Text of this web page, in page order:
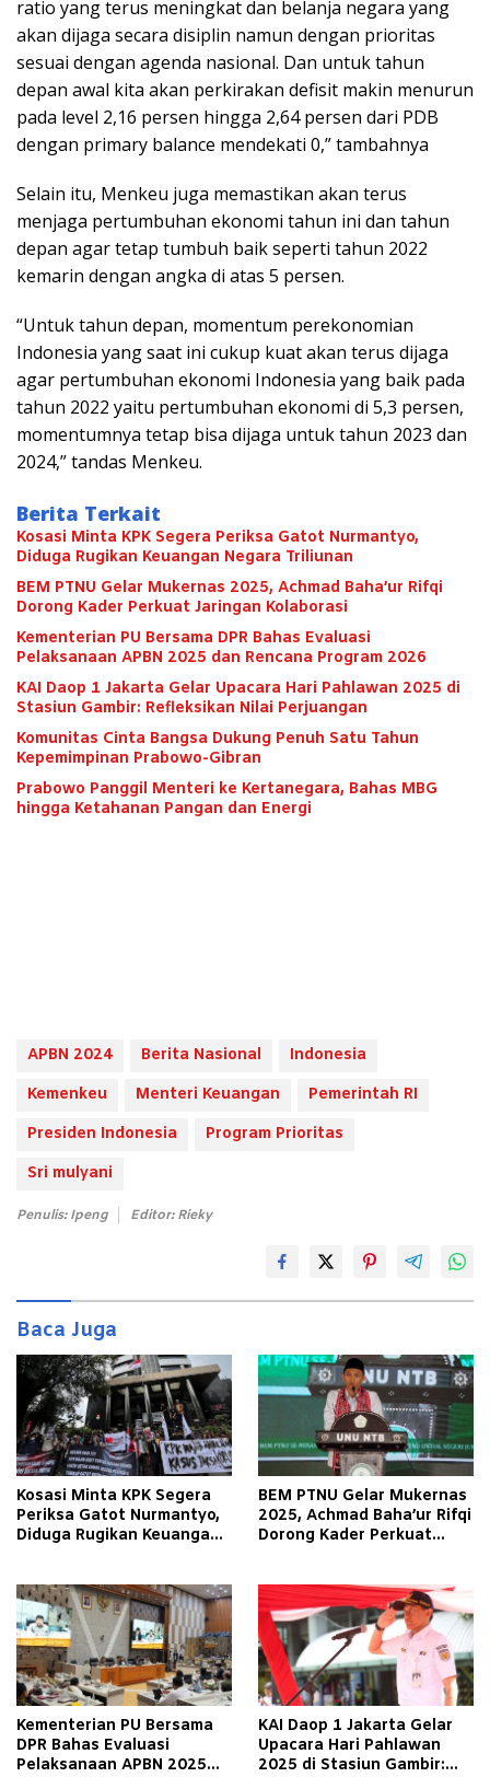
ratio yang terus meningkat dan belanja negara yang
akan dijaga secara disiplin namun dengan prioritas
sesuai dengan agenda nasional. Dan untuk tahun
depan awal kita akan perkirakan defisit makin menurun
pada level 2,16 persen hingga 2,64 persen dari PDB
dengan primary balance mendekati 0,” tambahnya
Selain itu, Menkeu juga memastikan akan terus
menjaga pertumbuhan ekonomi tahun ini dan tahun
depan agar tetap tumbuh baik seperti tahun 2022
kemarin dengan angka di atas 5 persen.
“Untuk tahun depan, momentum perekonomian
Indonesia yang saat ini cukup kuat akan terus dijaga
agar pertumbuhan ekonomi Indonesia yang baik pada
tahun 2022 yaitu pertumbuhan ekonomi di 5,3 persen,
momentumnya tetap bisa dijaga untuk tahun 2023 dan
2024,” tandas Menkeu.
Berita Terkait
Kosasi Minta KPK Segera Periksa Gatot Nurmantyo,
Diduga Rugikan Keuangan Negara Triliunan
BEM PTNU Gelar Mukernas 2025, Achmad Baha’ur Rifqi
Dorong Kader Perkuat Jaringan Kolaborasi
Kementerian PU Bersama DPR Bahas Evaluasi
Pelaksanaan APBN 2025 dan Rencana Program 2026
KAI Daop 1 Jakarta Gelar Upacara Hari Pahlawan 2025 di
Stasiun Gambir: Refleksikan Nilai Perjuangan
Komunitas Cinta Bangsa Dukung Penuh Satu Tahun
Kepemimpinan Prabowo-Gibran
Prabowo Panggil Menteri ke Kertanegara, Bahas MBG
hingga Ketahanan Pangan dan Energi
APBN 2024 Berita Nasional
Indonesia
Kemenkeu
Menteri Keuangan
Pemerintah RI
Presiden Indonesia
Program Prioritas
Sri mulyani
Penulis: Ipeng Editor: Rieky
Baca Juga
Kosasi Minta KPK Segera
Periksa Gatot Nurmantyo,
Diduga Rugikan Keuangan
BEM PTNU Gelar Mukernas
2025, Achmad Baha’ur Rifqi
Dorong Kader Perkuat
Kementerian PU Bersama
DPR Bahas Evaluasi
Pelaksanaan APBN 2025
KAI Daop 1 Jakarta Gelar
Upacara Hari Pahlawan
2025 di Stasiun Gambir: